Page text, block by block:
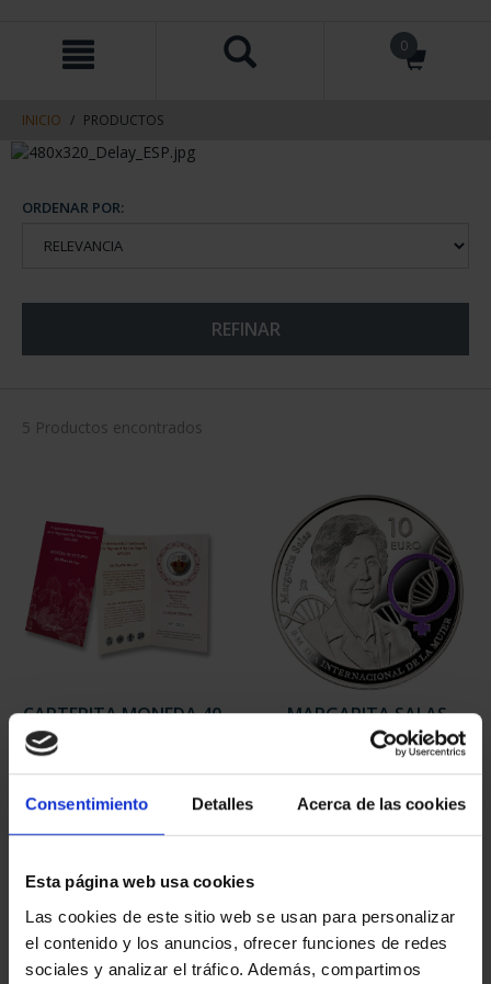
Consentimiento Detalles Acerca de las cookies
Esta página web usa cookies
Las cookies de este sitio web se usan para personalizar
el contenido y los anuncios, ofrecer funciones de redes
sociales y analizar el tráfico. Además, compartimos
contenido
navegacin
0
INICIO PRODUCTOS
ORDENAR POR:
REFINAR
5 Productos encontrados
CARTERITA MONEDA 40
MARGARITA SALAS
(2024) 8 REALES
140,00 €